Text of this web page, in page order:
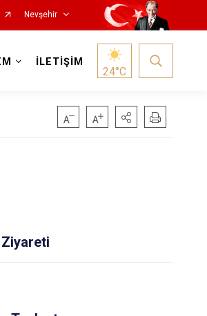
Nevşehir
İLETİŞİM
24°C
Ziyareti